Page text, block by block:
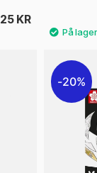
KR
20%